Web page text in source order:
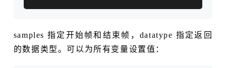
samples 指定开始帧和结束帧，datatype 指定返回
的数据类型。可以为所有变量设置值：